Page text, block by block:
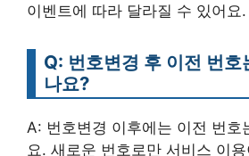
이벤트에 따라 달라질 수 있어요.
Q: 번호변경 후 이전 번호
나요?
A: 번호변경 이후에는 이전 번호
요. 새로운 번호로만 서비스 이